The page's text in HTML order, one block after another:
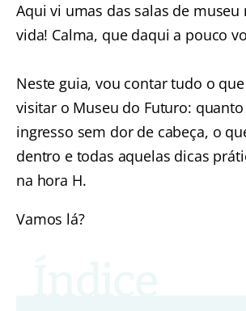
Aqui vi umas das salas de
vida! Calma, que daqui a pouco
Neste guia, vou contar tudo o
visitar o Museu do Futuro:
ingresso sem dor de cabeça, o
dentro e todas aquelas dicas
na hora H.
Vamos lá?